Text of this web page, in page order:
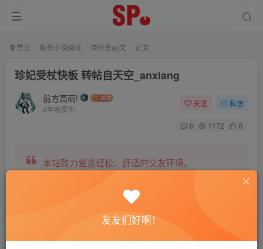
首页 各类小说阅读 待分类sp文 正文
珍妃受杖快板 转帖自天空_anxiang
前方高萌!
2年前发布
关注 私信
0 1172 0
本站致力营造轻松、舒适的交友环境。
另有小说阅读站点，网罗包括训诫文、腐文在内的
友友们好啊！